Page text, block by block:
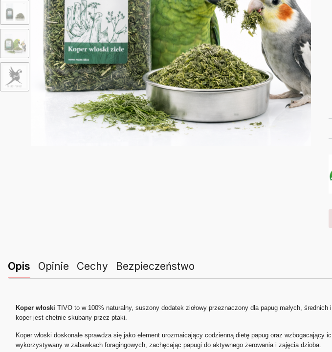
Opis Opinie Cechy Bezpieczeństwo
Koper włoski TIVO to w 100% naturalny, suszony dodatek ziołowy przeznaczony dla papug małych,
koper jest chętnie skubany przez ptaki.
Koper włoski doskonale sprawdza się jako element urozmaicający codzienną dietę papug oraz
wykorzystywany w zabawkach foragingowych, zachęcając papugi do aktywnego żerowania i zajęcia dzioba.